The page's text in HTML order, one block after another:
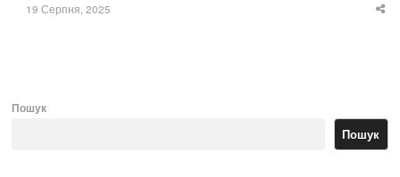
19 Серпня, 2025
Пошук
Пошук